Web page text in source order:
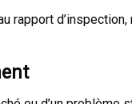
rapport d’inspection,